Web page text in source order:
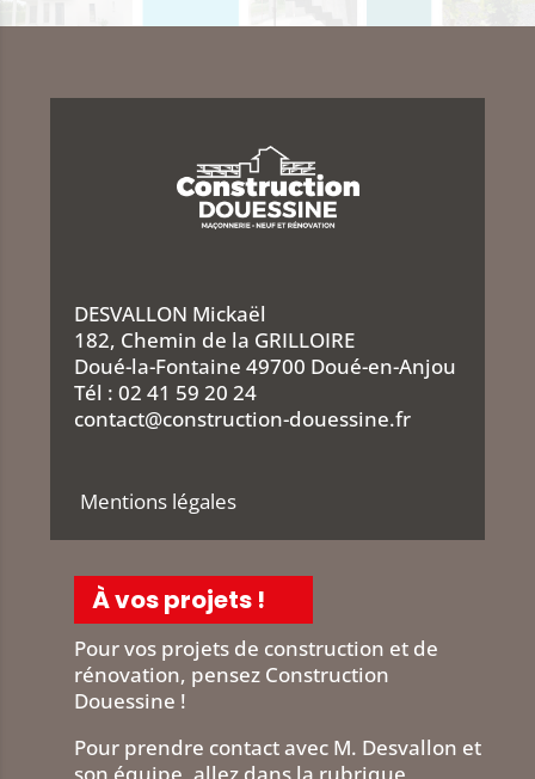
DESVALLON Mickaël
182, Chemin de la GRILLOIRE
Doué-la-Fontaine 49700 Doué-en-Anjou
Tél :02 41 59 20 24
contact@construction-douessine.fr
Mentions légales
À vos projets !
Pour vos projets de construction et de
rénovation, pensez Construction
Douessine !
Pour prendre contact avec M. Desvallon et